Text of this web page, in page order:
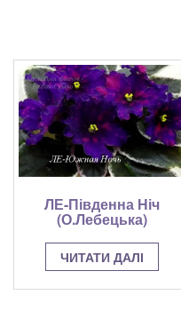
ЛЕ-Південна Ніч
(О.Лебецька)
ЧИТАТИ ДАЛІ